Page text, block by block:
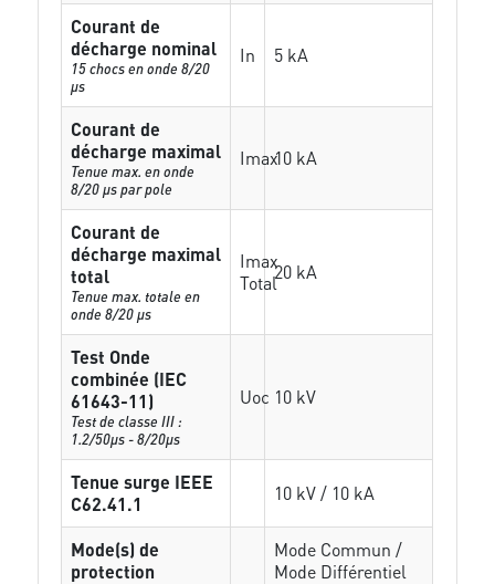
Courant de
décharge nominal
15 chocs en onde 8/20
µs
In 5 kA
Courant de
décharge maximal
Tenue max. en onde
8/20 µs par pole
Imax10 kA
Courant de
décharge maximal
total
Tenue max. totale en
onde 8/20 µs
Imax
Total20 kA
Test Onde
combinée (IEC
61643-11)
Test de classe III :
1.2/50µs - 8/20µs
Uoc 10 kV
Tenue surge IEEE
C62.41.1
10 kV / 10 kA
Mode(s) de
protection
Mode Commun /
Mode Différentiel